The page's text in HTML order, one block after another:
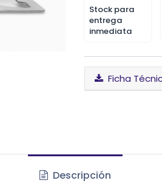
Stock para
entrega
inmediata
Ficha
Descripción